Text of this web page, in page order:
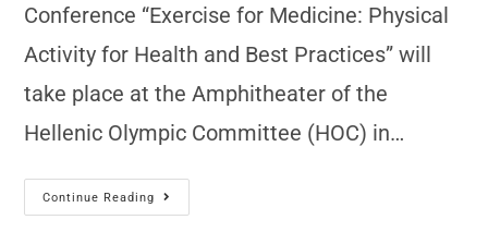
Conference “Exercise for Medicine: Physical
Activity for Health and Best Practices” will
take place at the Amphitheater of the
Hellenic Olympic Committee (HOC) in…
Continue Reading